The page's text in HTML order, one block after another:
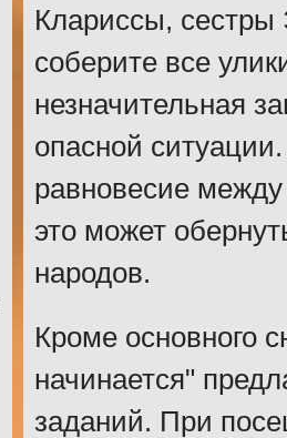
Клариссы, сестры
соберите все
незначительная
опасной
равновесие
это может
народов.
Кроме основного
начинается"
заданий. При